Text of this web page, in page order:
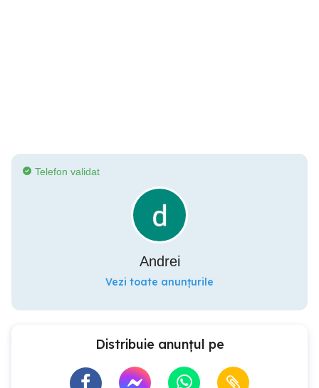
Telefon validat
Andrei
Vezi toate anunțurile
Distribuie anunțul pe